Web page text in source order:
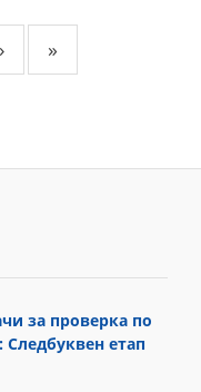
› »
за проверка по
Следбуквен етап